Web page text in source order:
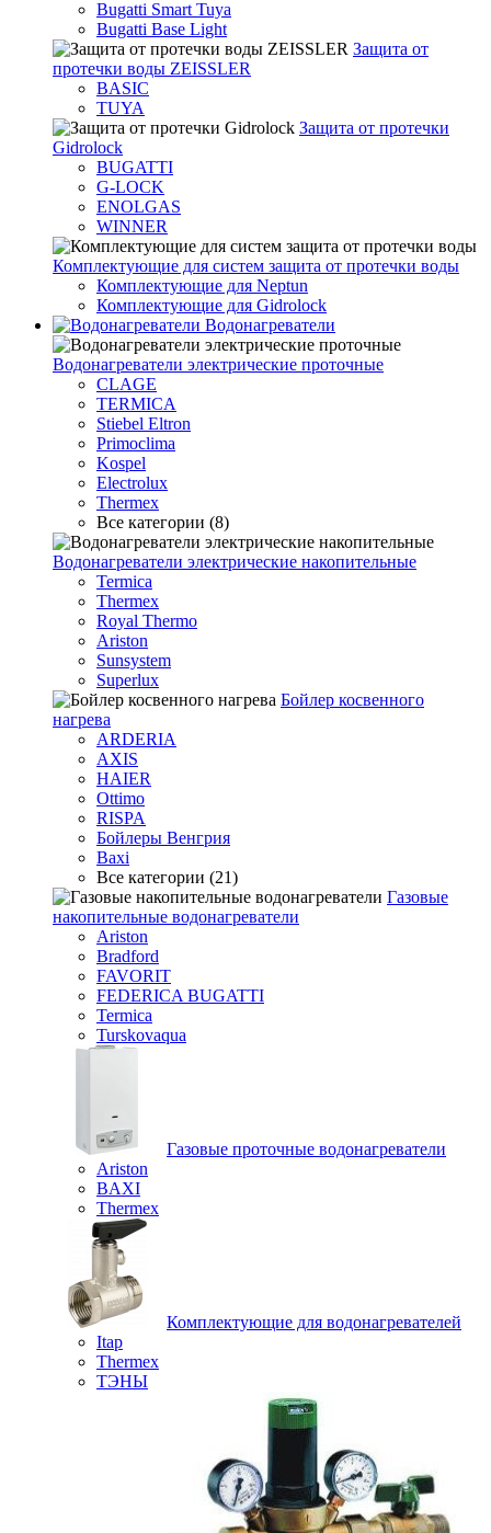
Bugatti Smart Tuya
Bugatti Base Light
Защита от
протечки воды ZEISSLER
BASIC
TUYA
Защита от протечки
Gidrolock
BUGATTI
G-LOCK
ENOLGAS
WINNER
Комплектующие для систем защита от протечки воды
Комплектующие для Neptun
Комплектующие для Gidrolock
Водонагреватели
Водонагреватeли электрические проточные
CLAGE
TERMICA
Stiebel Eltron
Primoclima
Kospel
Electrolux
Thermex
Все категории (8)
Водонагреватели электрические накопительные
Termica
Thermex
Royal Thermo
Ariston
Sunsystem
Superlux
Бойлер косвенного
нагрева
ARDERIA
AXIS
HAIER
Ottimo
RISPA
Бойлеры Венгрия
Baxi
Все категории (21)
Газовые
накопительные водонагреватели
Ariston
Bradford
FAVORIT
FEDERICA BUGATTI
Termica
Turskovaqua
Газовые проточные водонагреватели
Ariston
BAXI
Thermex
Комплектующие для водонагревателей
Itap
Thermex
ТЭНЫ